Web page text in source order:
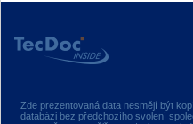
Zde prezentovaná data nesmějí být
databázi bez předchozího svolení